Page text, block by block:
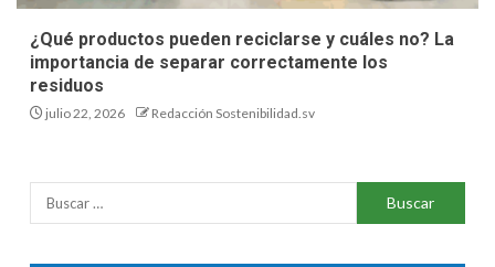
¿Qué productos pueden reciclarse y cuáles no? La
importancia de separar correctamente los
residuos
julio 22, 2026 Redacción Sostenibilidad.sv